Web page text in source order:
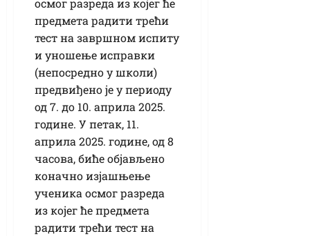
осмог разреда из којег ће
предмета радити трећи
тест на завршном испиту
и уношење исправки
(непосредно у школи)
предвиђено је у периоду
од 7. до 10. априла 2025.
године. У петак, 11.
априла 2025. године, од 8
часова, биће објављено
коначно изјашњење
ученика осмог разреда
из којег ће предмета
радити трећи тест на